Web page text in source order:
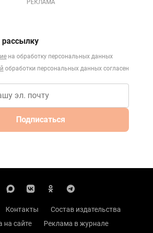
РЕКЛАМА
рассылку
на обработку персональных данных
обработки персональных данных согласен
Подписаться
Контакты
Состав издательства
на сайте
Реклама в журнале